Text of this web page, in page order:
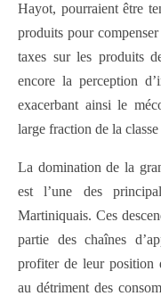
Hayot, pourraient être
produits pour
taxes sur les produits
encore la perception
exacerbant ainsi le
large fraction de la
La domination de la
est l’une des
Martiniquais. Ces
partie des chaînes
profiter de leur position
au détriment des